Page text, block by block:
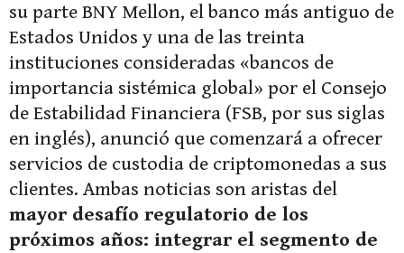
su parte BNY Mellon, el banco más antiguo de
Estados Unidos y una de las treinta
instituciones consideradas «bancos de
importancia sistémica global» por el Consejo
de Estabilidad Financiera (FSB, por sus siglas
en inglés), anunció que comenzará a ofrecer
servicios de custodia de criptomonedas a sus
clientes. Ambas noticias son aristas del
mayor desafío regulatorio de los
próximos años: integrar el segmento de